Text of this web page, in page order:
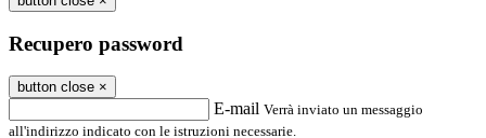
Recupero password
button close ×
E-mail Verrà inviato un messaggio
all'indirizzo indicato con le istruzioni necessarie.